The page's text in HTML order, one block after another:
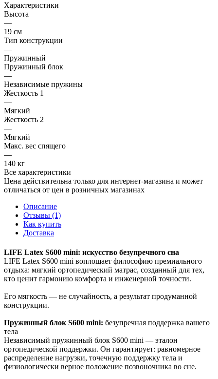
Характеристики
Высота
—
19 см
Тип конструкции
—
Пружинный
Пружинный блок
—
Независимые пружины
Жесткость 1
—
Мягкий
Жесткость 2
—
Мягкий
Макс. вес спящего
—
140 кг
Все характеристики
Цена действительна только для интернет-магазина и может
отличаться от цен в розничных магазинах
Описание
Отзывы (1)
Как купить
Доставка
LIFE Latex S600 mini: искусство безупречного сна
LIFE Latex S600 mini воплощает философию премиального
отдыха: мягкий ортопедический матрас, созданный для тех,
кто ценит гармонию комфорта и инженерной точности.
Его мягкость — не случайность, а результат продуманной
конструкции.
Пружинный блок S600 mini: безупречная поддержка вашего
тела
Независимый пружинный блок S600 mini — эталон
ортопедической поддержки. Он гарантирует: равномерное
распределение нагрузки, точечную поддержку тела и
физиологически верное положение позвоночника во сне.